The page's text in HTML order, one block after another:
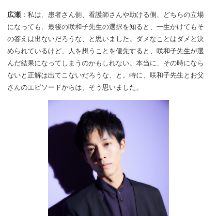
広瀬 ：私は、患者さん側、看護師さんや助ける側、どちらの立場
になっても、最後の咲和子先生の選択を知ると、一生かけてもそ
の答えは出ないだろうな、と思いました。ダメなことはダメと決
められているけど、人を想うことを優先すると、咲和子先生が選
んだ結果になってしまうのかもしれない。本当に、その時になら
ないと正解は出てこないだろうな、と。特に、咲和子先生とお父
さんのエピソードからは、そう思いました。